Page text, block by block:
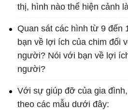
thị, hình nào thể hiện cảnh
Quan sát các hình từ 9 đến
bạn về lợi ích của chim đối
người? Nói với bạn về lợi
người?
Với sự giúp đỡ của gia
theo các mẫu dưới đây: